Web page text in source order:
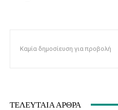
Καμία δημοσίευση για προβολή
ΤΕΛΕΥΤΑΊΑ ΆΡΘΡΑ